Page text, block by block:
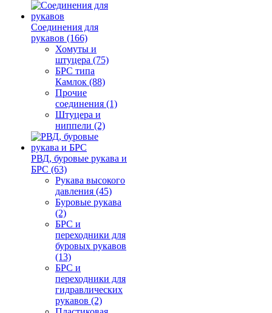
Соединения для
рукавов (166)
Хомуты и
штуцера (75)
БРС типа
Камлок (88)
Прочие
соединения (1)
Штуцера и
ниппели (2)
РВД, буровые рукава и
БРС (63)
Рукава высокого
давления (45)
Буровые рукава
(2)
БРС и
переходники для
буровых рукавов
(13)
БРС и
переходники для
гидравлических
рукавов (2)